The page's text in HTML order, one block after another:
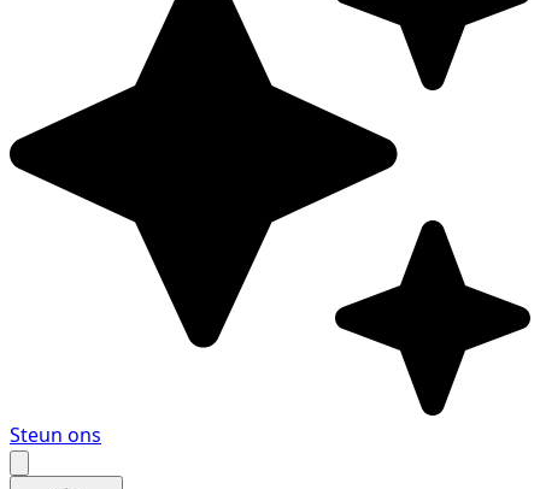
Steun ons